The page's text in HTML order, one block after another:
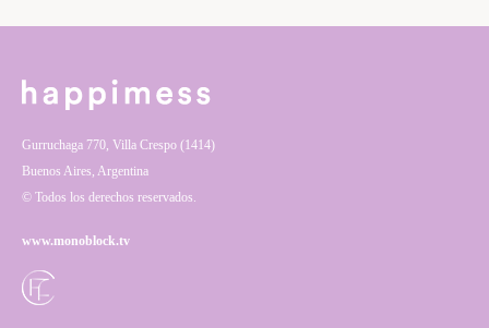
Gurruchaga 770, Villa Crespo (1414)
Buenos Aires, Argentina
© Todos los derechos reservados.
www.monoblock.tv